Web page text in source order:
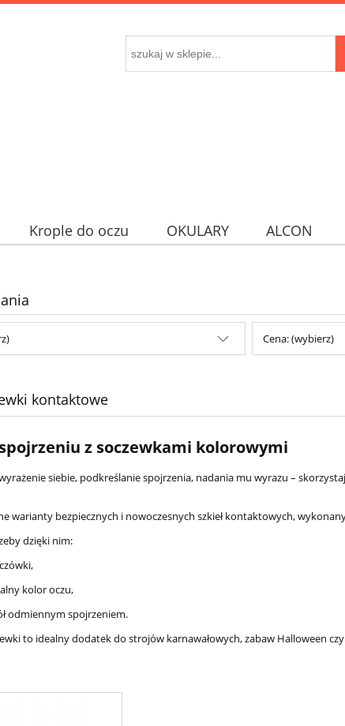
Krople do oczu OKULARY ALCON
Cena: (wybierz)
kontaktowe
z soczewkami kolorowymi
siebie, podkreślanie spojrzenia, nadania mu wyrazu –
warianty bezpiecznych i nowoczesnych szkieł kontaktowych,
dzięki nim:
kolor oczu,
odmiennym spojrzeniem.
to idealny dodatek do strojów karnawałowych, zabaw Halloween